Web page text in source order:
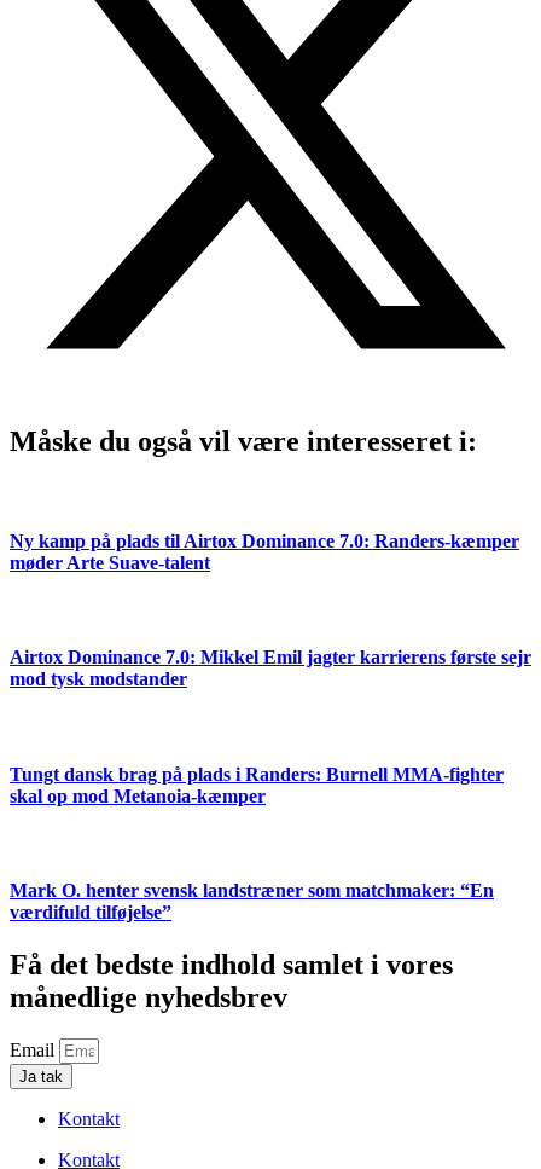
Måske du også vil være interesseret i:
Ny kamp på plads til Airtox Dominance 7.0: Randers-kæmper
møder Arte Suave-talent
Airtox Dominance 7.0: Mikkel Emil jagter karrierens første sejr
mod tysk modstander
Tungt dansk brag på plads i Randers: Burnell MMA-fighter
skal op mod Metanoia-kæmper
Mark O. henter svensk landstræner som matchmaker: “En
værdifuld tilføjelse”
Få det bedste indhold samlet i vores
månedlige nyhedsbrev
Email
Ja tak
Kontakt
Kontakt